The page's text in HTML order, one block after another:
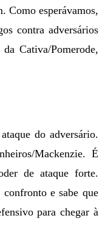
Como esperávamos,
contra adversários
Cativa/Pomerode,
do adversário.
Mackenzie. É
de ataque forte.
e sabe que
para chegar à